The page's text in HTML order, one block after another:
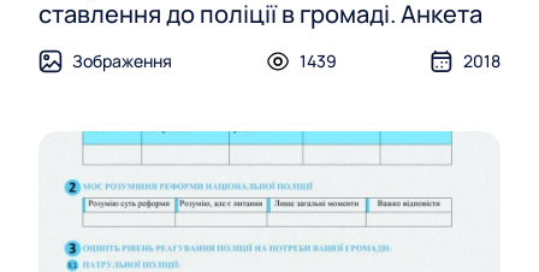
ставлення до поліції в громаді. Анкета
Зображення 1439 2018